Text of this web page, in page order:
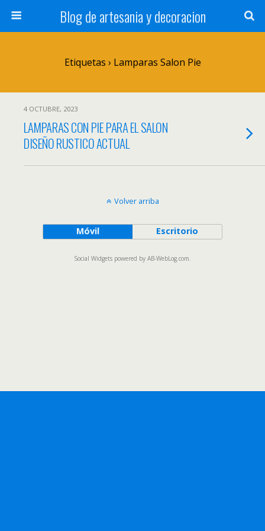
Blog de artesania y decoracion
Etiquetas › Lamparas Salon Pie
4 OCTUBRE, 2023
LAMPARAS CON PIE PARA EL SALON
DISEÑO RUSTICO ACTUAL
Volver arriba
Móvil Escritorio
Social Widgets powered by AB-WebLog.com.